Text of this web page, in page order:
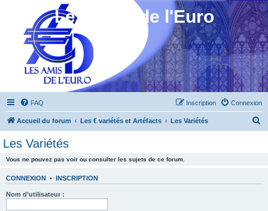
Les Amis de l'Euro
FAQ Connexion
Inscription
Accueil du forum Les € variétés et Artéfacts Les Variétés
Les Variétés
Vous ne pouvez pas voir ou consulter les sujets de ce forum.
CONNEXION • INSCRIPTION
Nom d’utilisateur :